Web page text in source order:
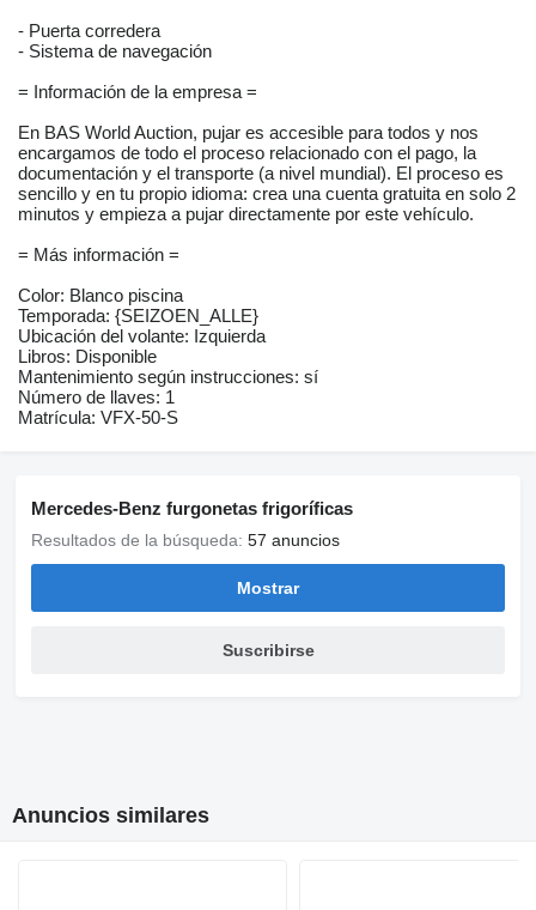
- Puerta corredera
- Sistema de navegación
= Información de la empresa =
En BAS World Auction, pujar es accesible para todos y nos
encargamos de todo el proceso relacionado con el pago, la
documentación y el transporte (a nivel mundial). El proceso es
sencillo y en tu propio idioma: crea una cuenta gratuita en solo 2
minutos y empieza a pujar directamente por este vehículo.
= Más información =
Color: Blanco piscina
Temporada: {SEIZOEN_ALLE}
Ubicación del volante: Izquierda
Libros: Disponible
Mantenimiento según instrucciones: sí
Número de llaves: 1
Matrícula: VFX-50-S
Mercedes-Benz furgonetas frigoríficas
Resultados de la búsqueda: 57 anuncios
Mostrar
Suscribirse
Anuncios similares